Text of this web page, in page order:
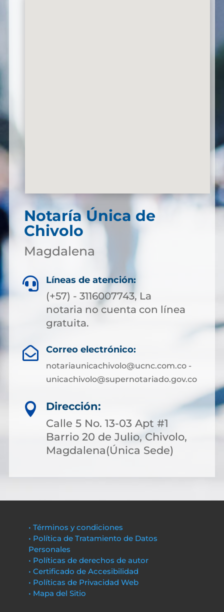
Notaría Única de
Chivolo
Magdalena
 Líneas de atención:
(+57) - 3116007743, La
notaria no cuenta con línea
gratuita.
 Correo electrónico:
notariaunicachivolo@ucnc.com.co -
unicachivolo@supernotariado.gov.co

Dirección:
Calle 5 No. 13-03 Apt #1
Barrio 20 de Julio, Chivolo,
Magdalena(Única Sede)
• Términos y condiciones
• Política de Tratamiento de Datos
Personales
• Políticas de derechos de autor
• Certificado de Accesibilidad
• Políticas de Privacidad Web
• Mapa del Sitio